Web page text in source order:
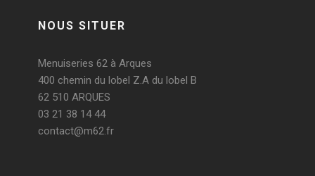
NOUS SITUER
Menuiseries 62 à Arques
400 chemin du lobel Z.A du lobel B
62 510 ARQUES
03 21 38 14 44
contact@m62.fr